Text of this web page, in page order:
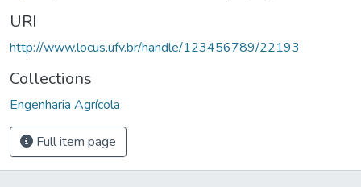
URI
http://www.locus.ufv.br/handle/123456789/22193
Collections
Engenharia Agrícola
Full item page